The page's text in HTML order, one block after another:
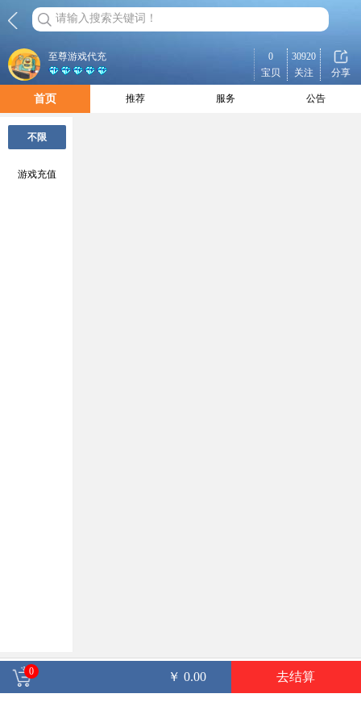
请输入搜索关键词！
至尊游戏代充
0
宝贝
30920
关注
分享
首页 推荐 服务 公告
不限
游戏充值
去结算
￥ 0.00
0